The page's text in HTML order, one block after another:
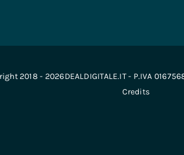
2018 - 2026DEALDIGITALE.IT - P.IVA
Credits